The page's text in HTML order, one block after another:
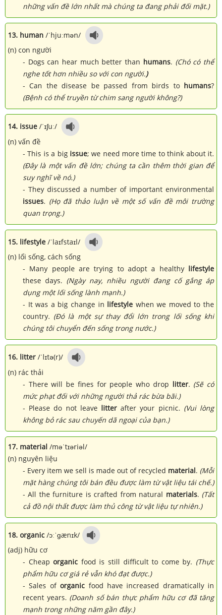
những vấn đề lớn nhất mà chúng ta đang phải đối mặt.)
13. human /ˈhjuːmən/
(n) con người
- Dogs can hear much better than humans. (Chó có thể
nghe tốt hơn nhiều so với con người.)
- Can the disease be passed from birds to humans?
(Bệnh có thể truyền từ chim sang người không?)
14. issue /ˈɪʃuː/
(n) vấn đề
- This is a big issue; we need more time to think about it.
(Đây là một vấn đề lớn; chúng ta cần thêm thời gian để
suy nghĩ về nó.)
- They discussed a number of important environmental
issues. (Họ đã thảo luận về một số vấn đề môi trường
quan trọng.)
15. lifestyle /ˈlaɪfstaɪl/
(n) lối sống, cách sống
- Many people are trying to adopt a healthy lifestyle
these days. (Ngày nay, nhiều người đang cố gắng áp
dụng một lối sống lành mạnh.)
- It was a big change in lifestyle when we moved to the
country. (Đó là một sự thay đổi lớn trong lối sống khi
chúng tôi chuyển đến sống trong nước.)
16. litter /ˈlɪtə(r)/
(n) rác thải
- There will be fines for people who drop litter. (Sẽ có
mức phạt đối với những người thả rác bừa bãi.)
- Please do not leave litter after your picnic. (Vui lòng
không bỏ rác sau chuyến dã ngoại của bạn.)
17. material /məˈtɪəriəl/
(n) nguyên liệu
- Every item we sell is made out of recycled material. (Mỗi
mặt hàng chúng tôi bán đều được làm từ vật liệu tái chế.)
- All the furniture is crafted from natural materials. (Tất
cả đồ nội thất được làm thủ công từ vật liệu tự nhiên.)
18. organic /ɔːˈɡænɪk/
(adj) hữu cơ
- Cheaporganic food is still difficult to come by. (Thực
phẩm hữu cơ giá rẻ vẫn khó đạt được.)
- Sales oforganic food have increased dramatically in
recent years. (Doanh số bán thực phẩm hữu cơ đã tăng
mạnh trong những năm gần đây.)